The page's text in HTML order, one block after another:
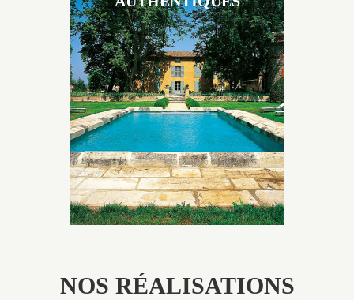
Les piscines en béton authentiques Jacques Brens se
démarquent par la noblesse des matériaux
utilisés pour garder un aspect ancien, retrouver une
patine naturelle ou créer un ornement de pierres de
taille.
NOS RÉALISATIONS